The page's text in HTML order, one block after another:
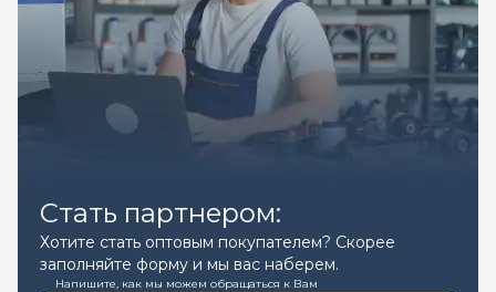
Стать партнером:
Хотите стать оптовым покупателем? Скорее
заполняйте форму и мы вас наберем.
Напишите, как мы можем обращаться к Вам